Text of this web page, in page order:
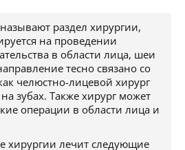
раздел хирургии,
на проведении
в области лица, шеи
тесно связано со
челюстно-лицевой хирург
зубах. Также хирург может
операции в области лица и
хирургии лечит следующие